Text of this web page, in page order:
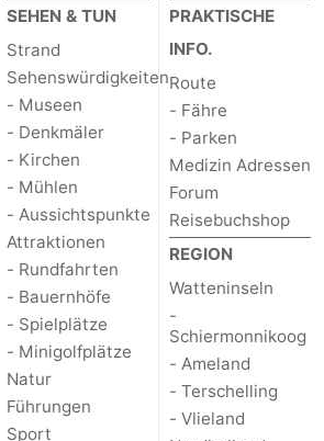
SEHEN & TUN
Strand
Sehenswürdigkeiten
- Museen
- Denkmäler
- Kirchen
- Mühlen
- Aussichtspunkte
Attraktionen
- Rundfahrten
- Bauernhöfe
- Spielplätze
- Minigolfplätze
Natur
Führungen
Sport
PRAKTISCHE
INFO.
Route
- Fähre
- Parken
Medizin Adressen
Forum
Reisebuchshop
REGION
Watteninseln
-
Schiermonnikoog
- Ameland
- Terschelling
- Vlieland